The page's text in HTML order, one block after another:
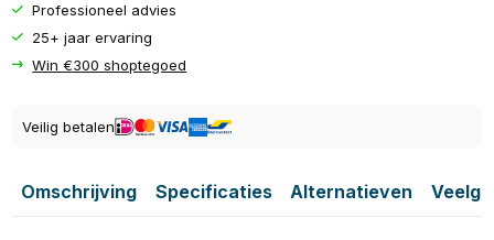
Professioneel advies
25+ jaar ervaring
Win €300 shoptegoed
Veilig betalen
Omschrijving Specificaties Alternatieven